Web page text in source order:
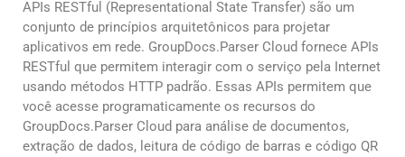
APIs RESTful (Representational State Transfer) são um
conjunto de princípios arquitetônicos para projetar
aplicativos em rede. GroupDocs.Parser Cloud fornece APIs
RESTful que permitem interagir com o serviço pela Internet
usando métodos HTTP padrão. Essas APIs permitem que
você acesse programaticamente os recursos do
GroupDocs.Parser Cloud para análise de documentos,
extração de dados, leitura de código de barras e código QR